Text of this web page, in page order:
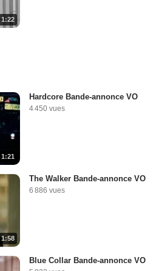
1:22
1:21
Hardcore Bande-annonce VO
4 450 vues
1:58
The Walker Bande-annonce VO
6 886 vues
Blue Collar Bande-annonce VO